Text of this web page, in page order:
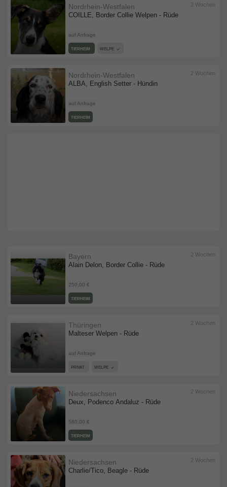
COILLE, Border Collie Welpen - Rüde
Nordrhein-Westfalen
auf Anfrage
2 Wochen
TIERHEIM WELPE
ALBA, English Setter - Hündin
Nordrhein-Westfalen
auf Anfrage
2 Wochen
TIERHEIM
Alain Delon, Border Collie - Rüde
Bayern
250,00 €
2 Wochen
TIERHEIM
Malteser Welpen - Rüde
Thüringen
auf Anfrage
2 Wochen
PRIVAT WELPE
Deux, Podenco Andaluz - Rüde
Niedersachsen
580,00 €
2 Wochen
TIERHEIM
Charlie/Tico, Beagle - Rüde
Niedersachsen 2 Wochen